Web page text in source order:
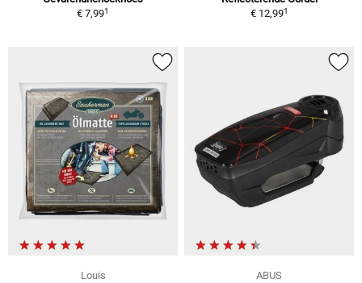
€ 7,991
€ 12,991
Louis
ABUS